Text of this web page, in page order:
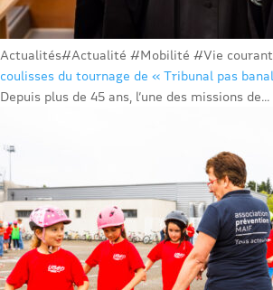
Actualités#Actualité #Mobilité #Vie
coulisses du tournage de « Tribunal pas
Depuis plus de 45 ans, l’une des missions de...